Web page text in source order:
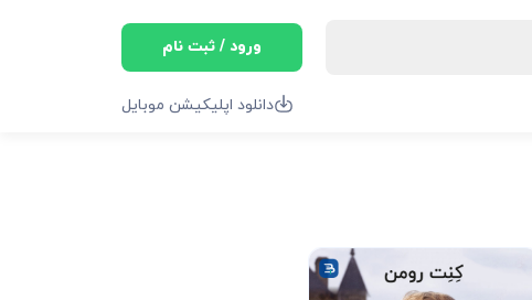
ورود / ثبت نام
دانلود اپلیکیشن موبایل